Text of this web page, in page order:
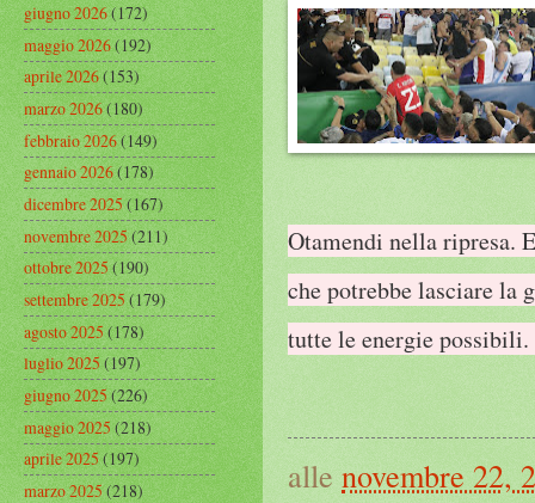
Otamendi nella ripresa.
che potrebbe lasciare la
tutte le energie
alle novembre 22,
giugno 2026(172)
maggio 2026(192)
aprile 2026(153)
marzo 2026(180)
febbraio 2026(149)
gennaio 2026(178)
dicembre 2025(167)
novembre 2025(211)
ottobre 2025(190)
settembre 2025(179)
agosto 2025(178)
luglio 2025(197)
giugno 2025(226)
maggio 2025(218)
aprile 2025(197)
marzo 2025(218)